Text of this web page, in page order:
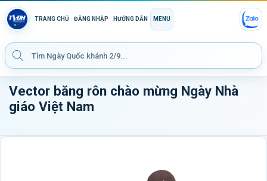
TRANG CHỦ ĐĂNG NHẬP HƯỚNG DẪN MENU
Vector băng rôn chào mừng Ngày Nhà
giáo Việt Nam